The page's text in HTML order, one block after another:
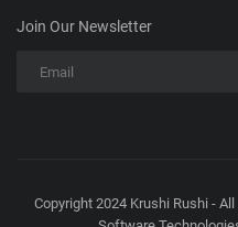
Join Our Newsletter
Copyright 2024 Krushi Rushi -